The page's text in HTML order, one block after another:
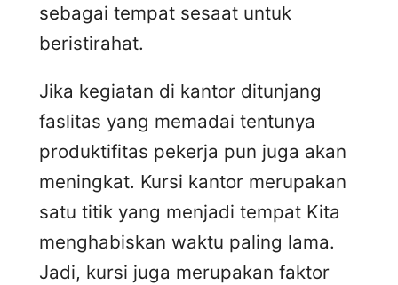
sebagai tempat sesaat untuk
beristirahat.
Jika kegiatan di kantor ditunjang
faslitas yang memadai tentunya
produktifitas pekerja pun juga akan
meningkat. Kursi kantor merupakan
satu titik yang menjadi tempat Kita
menghabiskan waktu paling lama.
Jadi, kursi juga merupakan faktor